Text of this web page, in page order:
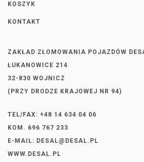
KOSZYK
KONTAKT
ZAKŁAD ZŁOMOWANIA POJAZDÓW
ŁUKANOWICE 214
32-830 WOJNICZ
(PRZY DRODZE KRAJOWEJ NR 94)
TEL/FAX: +48 14 634 04 06
KOM. 696 767 233
E-MAIL: DESAL@DESAL.PL
WWW.DESAL.PL